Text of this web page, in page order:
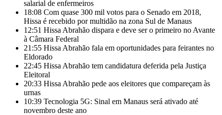
salarial de enfermeiros
18:08 Com quase 300 mil votos para o Senado em 2018,
Hissa é recebido por multidão na zona Sul de Manaus
12:51 Hissa Abrahão dispara e deve ser o primeiro no Avante
à Câmara Federal
21:55 Hissa Abrahão fala em oportunidades para feirantes no
Eldorado
22:45 Hissa Abrahão tem candidatura deferida pela Justiça
Eleitoral
20:33 Hissa Abrahão pede aos eleitores que compareçam às
urnas
10:39 Tecnologia 5G: Sinal em Manaus será ativado até
novembro deste ano